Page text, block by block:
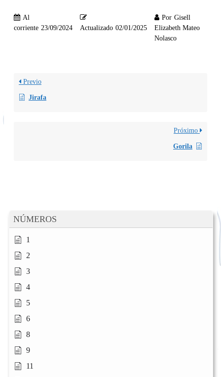
NÚMEROS
1
2
3
4
5
6
8
9
11
Al
corriente 23/09/2024 Actualizado 02/01/2025
Por Gisell
Elizabeth Mateo
Nolasco
Previo
Jirafa
Próximo
Gorila